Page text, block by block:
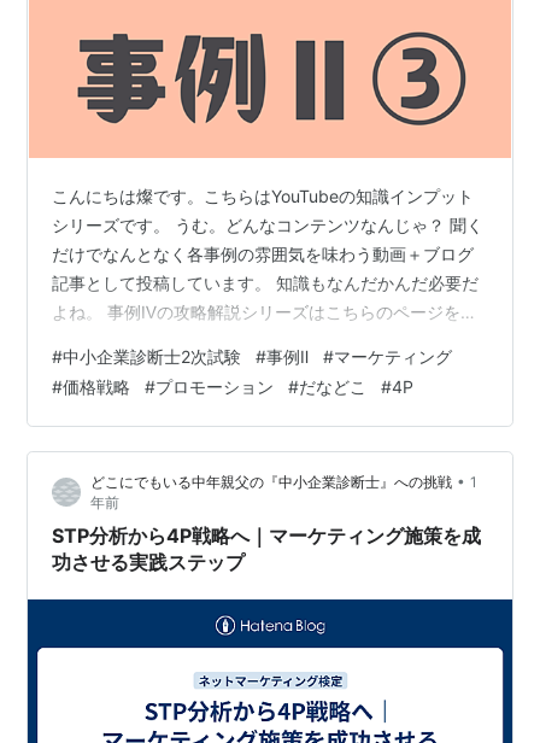
こんにちは燦です。こちらはYouTubeの知識インプット
シリーズです。 うむ。どんなコンテンツなんじゃ？ 聞く
だけでなんとなく各事例の雰囲気を味わう動画＋ブログ
記事として投稿しています。 知識もなんだかんだ必要だ
よね。 事例Ⅳの攻略解説シリーズはこちらのページをご
事例Ⅳの過去問解説シリーズはこちらのページをご確認
ください。【YouTube】事例Ⅳ 過去問解説シリーズ チャ
ンネル登録もよろしくね♪ ◆目次◆ 5. 価格戦略を完全攻
略！ 5-1. 売上向上の基本構造 5-2. 価格設定の3つの方法
5-3. プライシング戦略の5つの手法 …
#中小企業診断士2次試験 #事例Ⅱ #マーケティング
#価格戦略 #プロモーション #だなどこ #4P
どこにでもいる中年親父の『中小企業診断士』への挑戦 • 1
年前
STP分析から4P戦略へ｜マーケティング施策を成
功させる実践ステップ